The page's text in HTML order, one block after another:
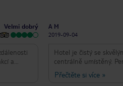
Velmi dobrý
a
kteří
A M
2019-09-04
Hotel je čistý se
centrálně umístěný.
nápomocný, přátelský a
návrhy. Wi - Fi a
Přečtěte si více»